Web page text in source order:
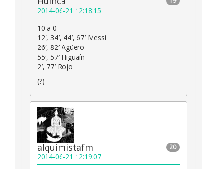
2014-06-21 12:18:15
10 a 0
12′, 34′, 44′, 67′ Messi
26′, 82′ Agüero
55′, 57′ Higuaín
2′, 77′ Rojo
(?)
20
alquimistafm
2014-06-21 12:19:07